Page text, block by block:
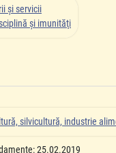
şi servicii
şi imunităţi
silvicultură, industrie
25.02.2019